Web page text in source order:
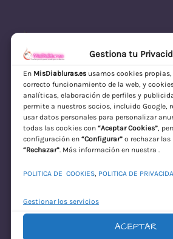
Gestiona tu
En MisDiabluras.esusamos cookies propias,
correcto funcionamiento de la web, y
analíticas, elaboración de perfiles y
permite a nuestros socios, incluido Google,
usar datos personales para personalizar
todas las cookies con “Aceptar Cookies”,
configuración en “Configurar”o rechazar las
“Rechazar”. Más información en nuestra .
POLITICA DE COOKIES, POLITICA DE
Gestionar los servicios
ACEPTAR
MisDiabluras | Sexshop
Discreto en España
Acceder